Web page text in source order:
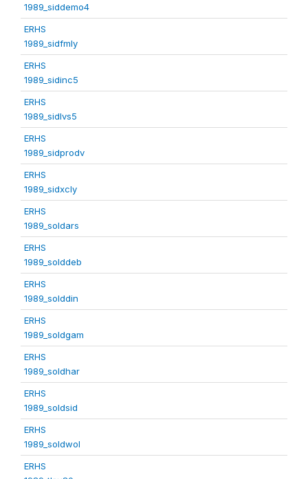
1989_siddemo4
ERHS
1989_sidfmly
ERHS
1989_sidinc5
ERHS
1989_sidlvs5
ERHS
1989_sidprodv
ERHS
1989_sidxcly
ERHS
1989_soldars
ERHS
1989_solddeb
ERHS
1989_solddin
ERHS
1989_soldgam
ERHS
1989_soldhar
ERHS
1989_soldsid
ERHS
1989_soldwol
ERHS